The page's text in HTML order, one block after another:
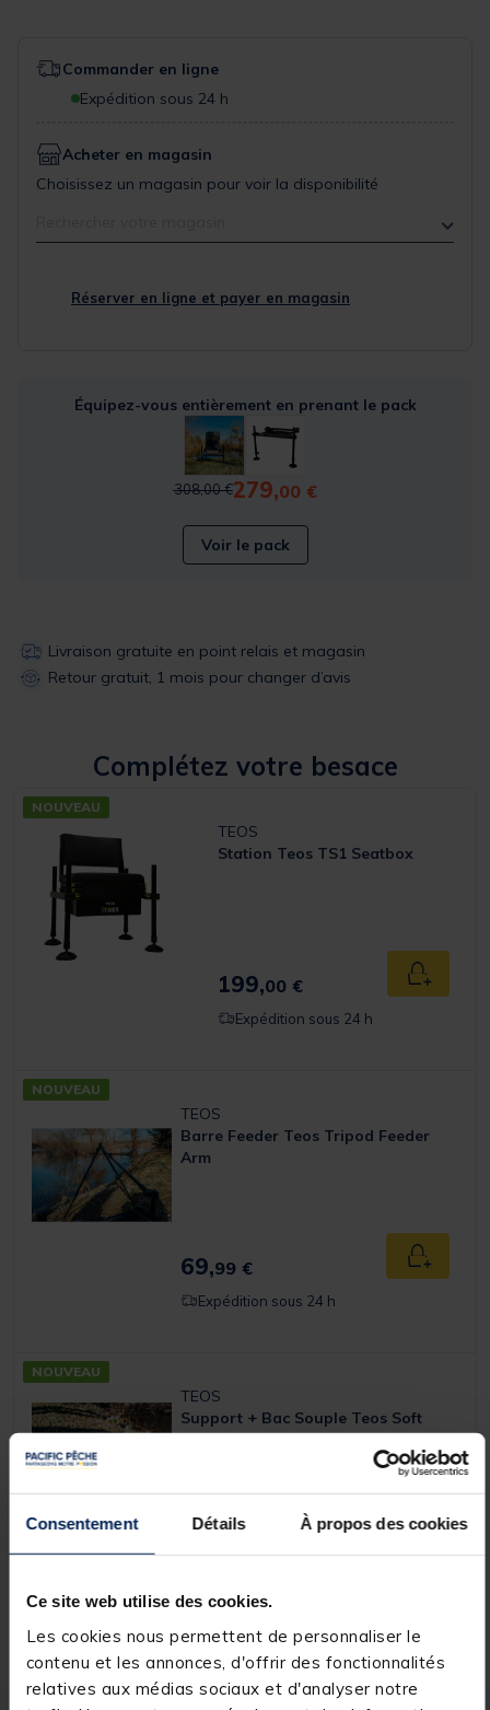
Consentement Détails À propos des cookies
Ce site web utilise des cookies.
Les cookies nous permettent de personnaliser le
contenu et les annonces, d'offrir des fonctionnalités
relatives aux médias sociaux et d'analyser notre
Commander en ligne
Expédition sous 24 h
Acheter en magasin
Choisissez un magasin pour voir la disponibilité
Réserver en ligne et payer en magasin
Équipez-vous entièrement en prenant le pack
Price reduced from
308,00 €to
279,00 €
Voir le pack
Livraison gratuite en point relais et magasin
Retour gratuit, 1 mois pour changer d’avis
Complétez votre besace
NOUVEAU
TEOS
Station Teos TS1 Seatbox
199,00 € Ajouter
Expédition sous 24 h
NOUVEAU
TEOS
Barre Feeder Teos Tripod Feeder
Arm
69,99 € Ajouter
Expédition sous 24 h
NOUVEAU
TEOS
Support + Bac Souple Teos Soft
Groundbait Bowl
29,99 €